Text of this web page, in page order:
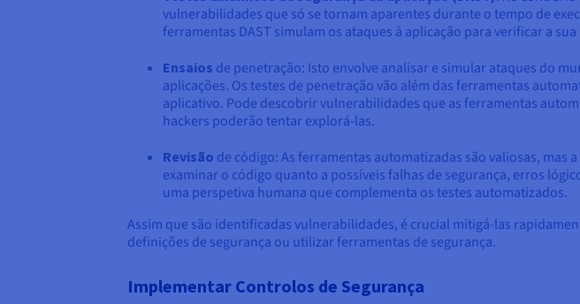
vulnerabilidades que só se tornam aparentes durante o tempo de
ferramentas DAST simulam os ataques à aplicação para verificar a
Ensaios de penetração: Isto envolve analisar e simular ataques do
aplicações. Os testes de penetração vão além das ferramentas
aplicativo. Pode descobrir vulnerabilidades que as ferramentas
hackers poderão tentar explorá-las.
Revisão de código: As ferramentas automatizadas são valiosas, mas
examinar o código quanto a possíveis falhas de segurança, erros
uma perspetiva humana que complementa os testes automatizados.
Assim que são identificadas vulnerabilidades, é crucial mitigá-las
definições de segurança ou utilizar ferramentas de segurança.
Implementar Controlos de Segurança